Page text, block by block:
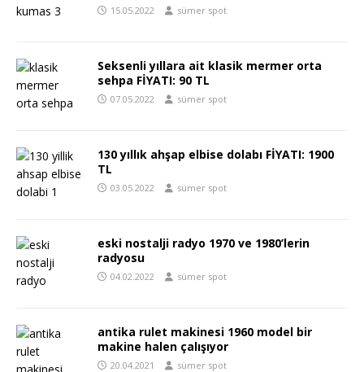
15.05.2022 sümer spot
Seksenli yıllara ait klasik mermer orta
sehpa FİYATI: 90 TL
07.05.2022 sümer spot
130 yıllık ahşap elbise dolabı FİYATI: 1900
TL
03.05.2022 sümer spot
eski nostalji radyo 1970 ve 1980’lerin
radyosu
04.02.2022 sümer spot
antika rulet makinesi 1960 model bir
makine halen çalışıyor
20.04.2021 sümer spot